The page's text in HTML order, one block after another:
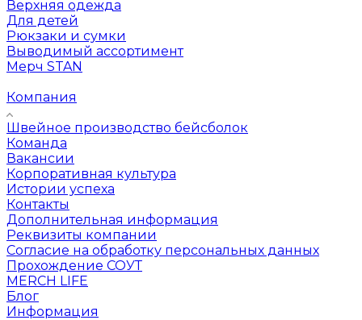
Верхняя одежда
Для детей
Рюкзаки и сумки
Выводимый ассортимент
Мерч STAN
Компания
Швейное производство бейсболок
Команда
Вакансии
Корпоративная культура
Истории успеха
Контакты
Дополнительная информация
Реквизиты компании
Согласие на обработку персональных данных
Прохождение СОУТ
MERCH LIFE
Блог
Информация